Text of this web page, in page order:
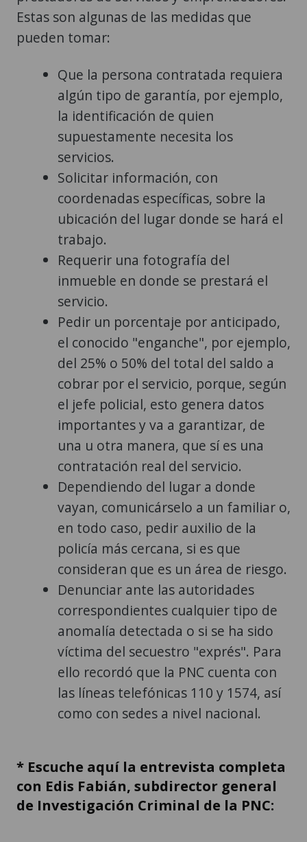
Estas son algunas de las medidas que
pueden tomar:
Que la persona contratada requiera
algún tipo de garantía, por ejemplo,
la identificación de quien
supuestamente necesita los
servicios.
Solicitar información, con
coordenadas específicas, sobre la
ubicación del lugar donde se hará el
trabajo.
Requerir una fotografía del
inmueble en donde se prestará el
servicio.
Pedir un porcentaje por anticipado,
el conocido "enganche", por ejemplo,
del 25% o 50% del total del saldo a
cobrar por el servicio, porque, según
el jefe policial, esto genera datos
importantes y va a garantizar, de
una u otra manera, que sí es una
contratación real del servicio.
Dependiendo del lugar a donde
vayan, comunicárselo a un familiar o,
en todo caso, pedir auxilio de la
policía más cercana, si es que
consideran que es un área de riesgo.
Denunciar ante las autoridades
correspondientes cualquier tipo de
anomalía detectada o si se ha sido
víctima del secuestro "exprés". Para
ello recordó que la PNC cuenta con
las líneas telefónicas 110 y 1574, así
como con sedes a nivel nacional.
* Escuche aquí la entrevista completa
con Edis Fabián, subdirector general
de Investigación Criminal de la PNC: